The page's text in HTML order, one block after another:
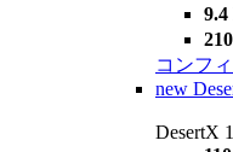
コンフ
new
DesertX